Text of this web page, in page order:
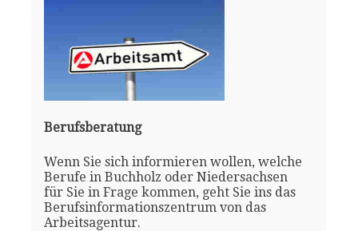
Berufsberatung
Wenn Sie sich informieren wollen, welche
Berufe in Buchholz oder Niedersachsen
für Sie in Frage kommen, geht Sie ins das
Berufsinformationszentrum von das
Arbeitsagentur.